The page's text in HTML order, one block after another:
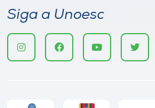
Siga a Unoesc